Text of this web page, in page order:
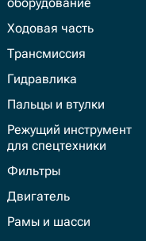
Ходовая часть
Трансмиссия
Гидравлика
Пальцы и втулки
Режущий инструмент
для спецтехники
Фильтры
Двигатель
Рамы и шасси